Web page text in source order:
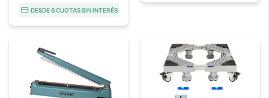
DESDE 6 CUOTAS SIN INTERÉS